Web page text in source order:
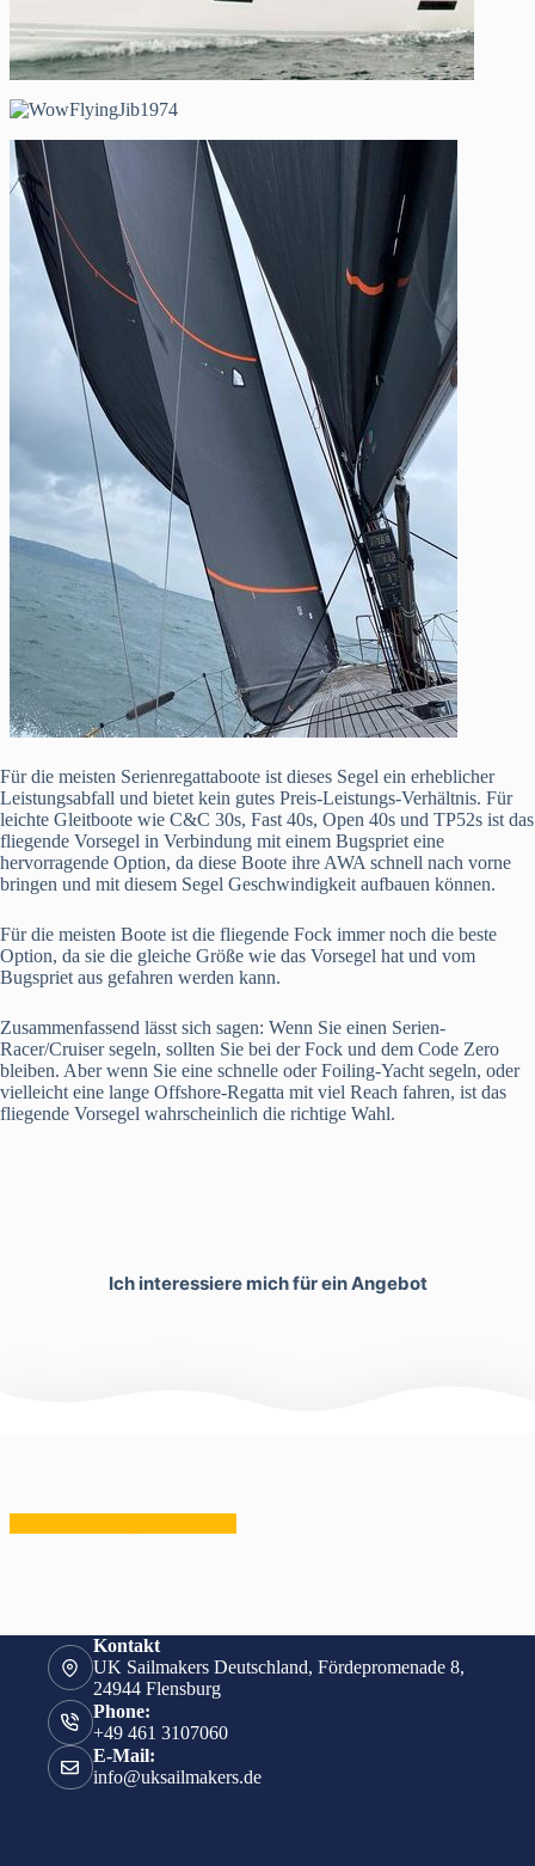
Für die meisten Serienregattaboote ist dieses Segel ein erheblicher
Leistungsabfall und bietet kein gutes Preis-Leistungs-Verhältnis. Für
leichte Gleitboote wie C&C 30s, Fast 40s, Open 40s und TP52s ist das
fliegende Vorsegel in Verbindung mit einem Bugspriet eine
hervorragende Option, da diese Boote ihre AWA schnell nach vorne
bringen und mit diesem Segel Geschwindigkeit aufbauen können.
Für die meisten Boote ist die fliegende Fock immer noch die beste
Option, da sie die gleiche Größe wie das Vorsegel hat und vom
Bugspriet aus gefahren werden kann.
Zusammenfassend lässt sich sagen: Wenn Sie einen Serien-
Racer/Cruiser segeln, sollten Sie bei der Fock und dem Code Zero
bleiben. Aber wenn Sie eine schnelle oder Foiling-Yacht segeln, oder
vielleicht eine lange Offshore-Regatta mit viel Reach fahren, ist das
fliegende Vorsegel wahrscheinlich die richtige Wahl.
Ich interessiere mich für ein Angebot
Kontakt
UK Sailmakers Deutschland, Fördepromenade 8,
24944 Flensburg
Phone:
+49 461 3107060
E-Mail:
info@uksailmakers.de